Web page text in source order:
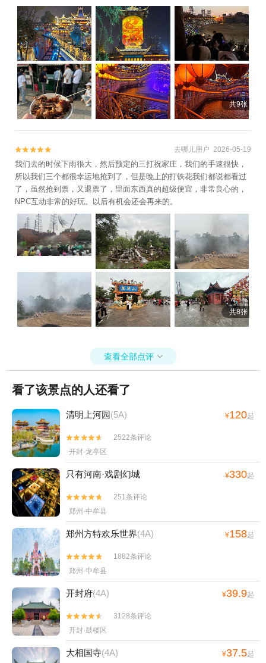
先天条件的限制，为旅游配套的基础设施与公共服务有些跟不上，但
是我想这座城市一直在努力，它为其他城市的文旅发展已经打好了样
本，值得其他城市思考借鉴创新!再见!开封!江湖再见!
共9张

 去哪儿用户 2026-05-19
我们去的时候下雨很大，然后预定的三打祝家庄，我们的手速很快，
所以我们三个都很幸运地抢到了，但是晚上的打铁花我们都说都看过
了，虽然抢到票，又退票了，里面东西真的超级便宜，非常良心的，
NPC互动非常的好玩。以后有机会还会再来的。
共8张
查看全部点评 
看了该景点的人还看了
清明上河园(5A) ¥120起


2522条评论
开封·龙亭区
只有河南·戏剧幻城 ¥330起


251条评论
郑州·中牟县
郑州方特欢乐世界(4A) ¥158起


1882条评论
郑州·中牟县
开封府(4A) ¥39.9起


3128条评论
开封·鼓楼区
大相国寺(4A) ¥37.5起